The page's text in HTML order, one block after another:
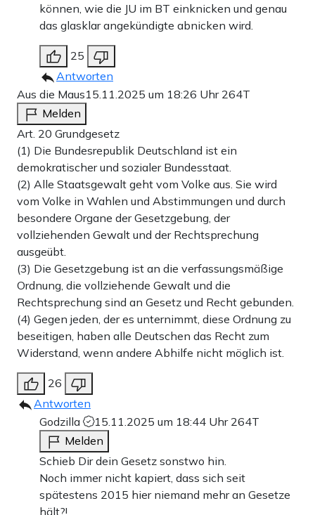
können, wie die JU im BT einknicken und genau
das glasklar angekündigte abnicken wird.
25
Antworten
Aus die Maus15.11.2025 um 18:26 Uhr 264T
Melden
Art. 20 Grundgesetz
(1) Die Bundesrepublik Deutschland ist ein
demokratischer und sozialer Bundesstaat.
(2) Alle Staatsgewalt geht vom Volke aus. Sie wird
vom Volke in Wahlen und Abstimmungen und durch
besondere Organe der Gesetzgebung, der
vollziehenden Gewalt und der Rechtsprechung
ausgeübt.
(3) Die Gesetzgebung ist an die verfassungsmäßige
Ordnung, die vollziehende Gewalt und die
Rechtsprechung sind an Gesetz und Recht gebunden.
(4) Gegen jeden, der es unternimmt, diese Ordnung zu
beseitigen, haben alle Deutschen das Recht zum
Widerstand, wenn andere Abhilfe nicht möglich ist.
26
Antworten
Godzilla
15.11.2025 um 18:44 Uhr 264T
Melden
Schieb Dir dein Gesetz sonstwo hin.
Noch immer nicht kapiert, dass sich seit
spätestens 2015 hier niemand mehr an Gesetze
hält?!